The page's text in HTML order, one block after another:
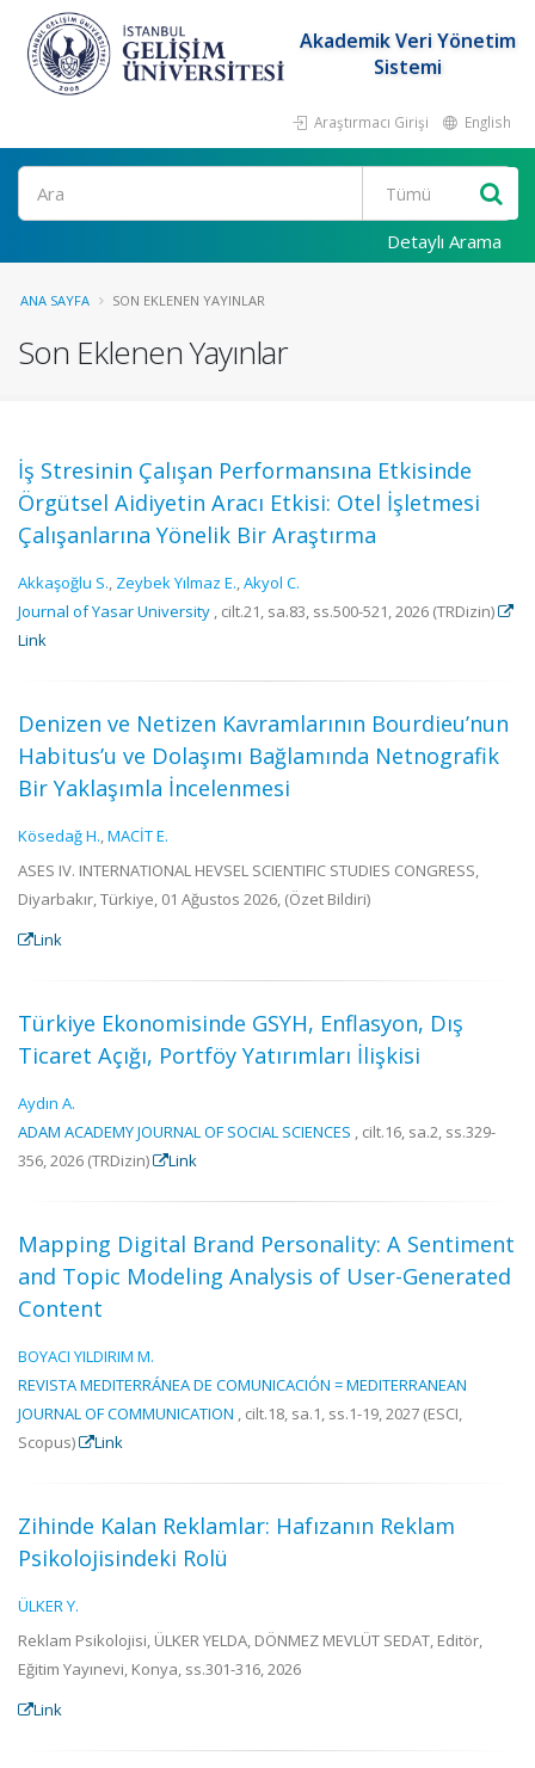
Akademik Veri Yönetim
Sistemi
Araştırmacı Girişi English
Ara
Detaylı Arama
ANA SAYFA SON EKLENEN YAYINLAR
Son Eklenen Yayınlar
İş Stresinin Çalışan Performansına Etkisinde
Örgütsel Aidiyetin Aracı Etkisi: Otel İşletmesi
Çalışanlarına Yönelik Bir Araştırma
Akkaşoğlu S., Zeybek Yılmaz E.,Akyol C.
Journal of Yasar University , cilt.21, sa.83, ss.500-521, 2026 (TRDizin)
Link
Denizen ve Netizen Kavramlarının Bourdieu’nun
Habitus’u ve Dolaşımı Bağlamında Netnografik
Bir Yaklaşımla İncelenmesi
Kösedağ H.,MACİT E.
ASES IV. INTERNATIONAL HEVSEL SCIENTIFIC STUDIES CONGRESS,
Diyarbakır, Türkiye, 01 Ağustos 2026, (Özet Bildiri)
Link
Türkiye Ekonomisinde GSYH, Enflasyon, Dış
Ticaret Açığı, Portföy Yatırımları İlişkisi
Aydın A.
ADAM ACADEMY JOURNAL OF SOCIAL SCIENCES , cilt.16, sa.2, ss.329-
356, 2026 (TRDizin)
Link
Mapping Digital Brand Personality: A Sentiment
and Topic Modeling Analysis of User-Generated
Content
BOYACI YILDIRIM M.
REVISTA MEDITERRÁNEA DE COMUNICACIÓN = MEDITERRANEAN
JOURNAL OF COMMUNICATION , cilt.18, sa.1, ss.1-19, 2027 (ESCI,
Scopus)
Link
Zihinde Kalan Reklamlar: Hafızanın Reklam
Psikolojisindeki Rolü
ÜLKER Y.
Reklam Psikolojisi, ÜLKER YELDA, DÖNMEZ MEVLÜT SEDAT, Editör,
Eğitim Yayınevi, Konya, ss.301-316, 2026
Link